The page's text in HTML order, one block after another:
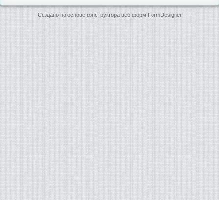
Создано на основе конструктора веб-форм FormDesigner